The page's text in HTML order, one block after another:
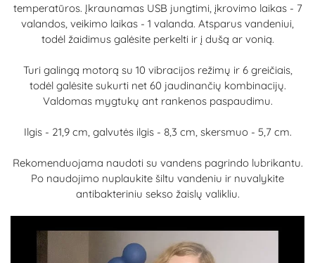
temperatūros. Įkraunamas USB jungtimi, įkrovimo laikas - 7
valandos, veikimo laikas - 1 valanda. Atsparus vandeniui,
todėl žaidimus galėsite perkelti ir į dušą ar vonią.
Turi galingą motorą su 10 vibracijos režimų ir 6 greičiais,
todėl galėsite sukurti net 60 jaudinančių kombinacijų.
Valdomas mygtukų ant rankenos paspaudimu.
Ilgis - 21,9 cm, galvutės ilgis - 8,3 cm, skersmuo - 5,7 cm.
Rekomenduojama naudoti su vandens pagrindo lubrikantu.
Po naudojimo nuplaukite šiltu vandeniu ir nuvalykite
antibakteriniu sekso žaislų valikliu.